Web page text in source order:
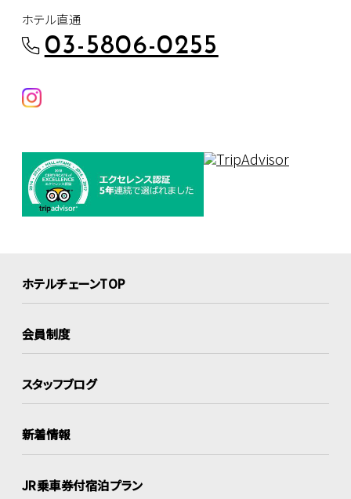
ホテル直通
03-5806-0255
ホテルチェーンTOP
会員制度
スタッフブログ
新着情報
JR乗車券付宿泊プラン